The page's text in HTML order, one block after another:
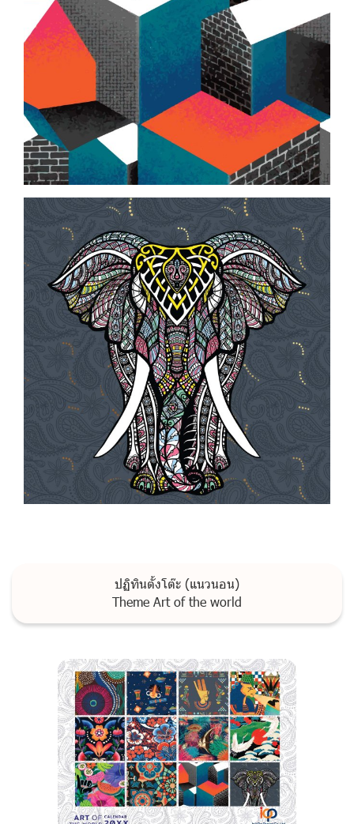
ปฏิทินตั้งโต๊ะ (แนวนอน)
Theme Art of the world